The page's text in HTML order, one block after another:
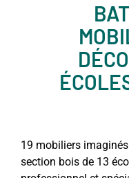
19 mobiliers
section bois de 13